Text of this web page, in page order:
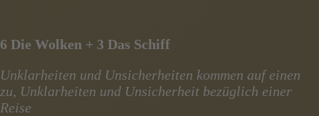
6 Die Wolken + 3 Das Schiff
Unklarheiten und Unsicherheiten kommen auf einen
zu, Unklarheiten und Unsicherheit bezüglich einer
Reise